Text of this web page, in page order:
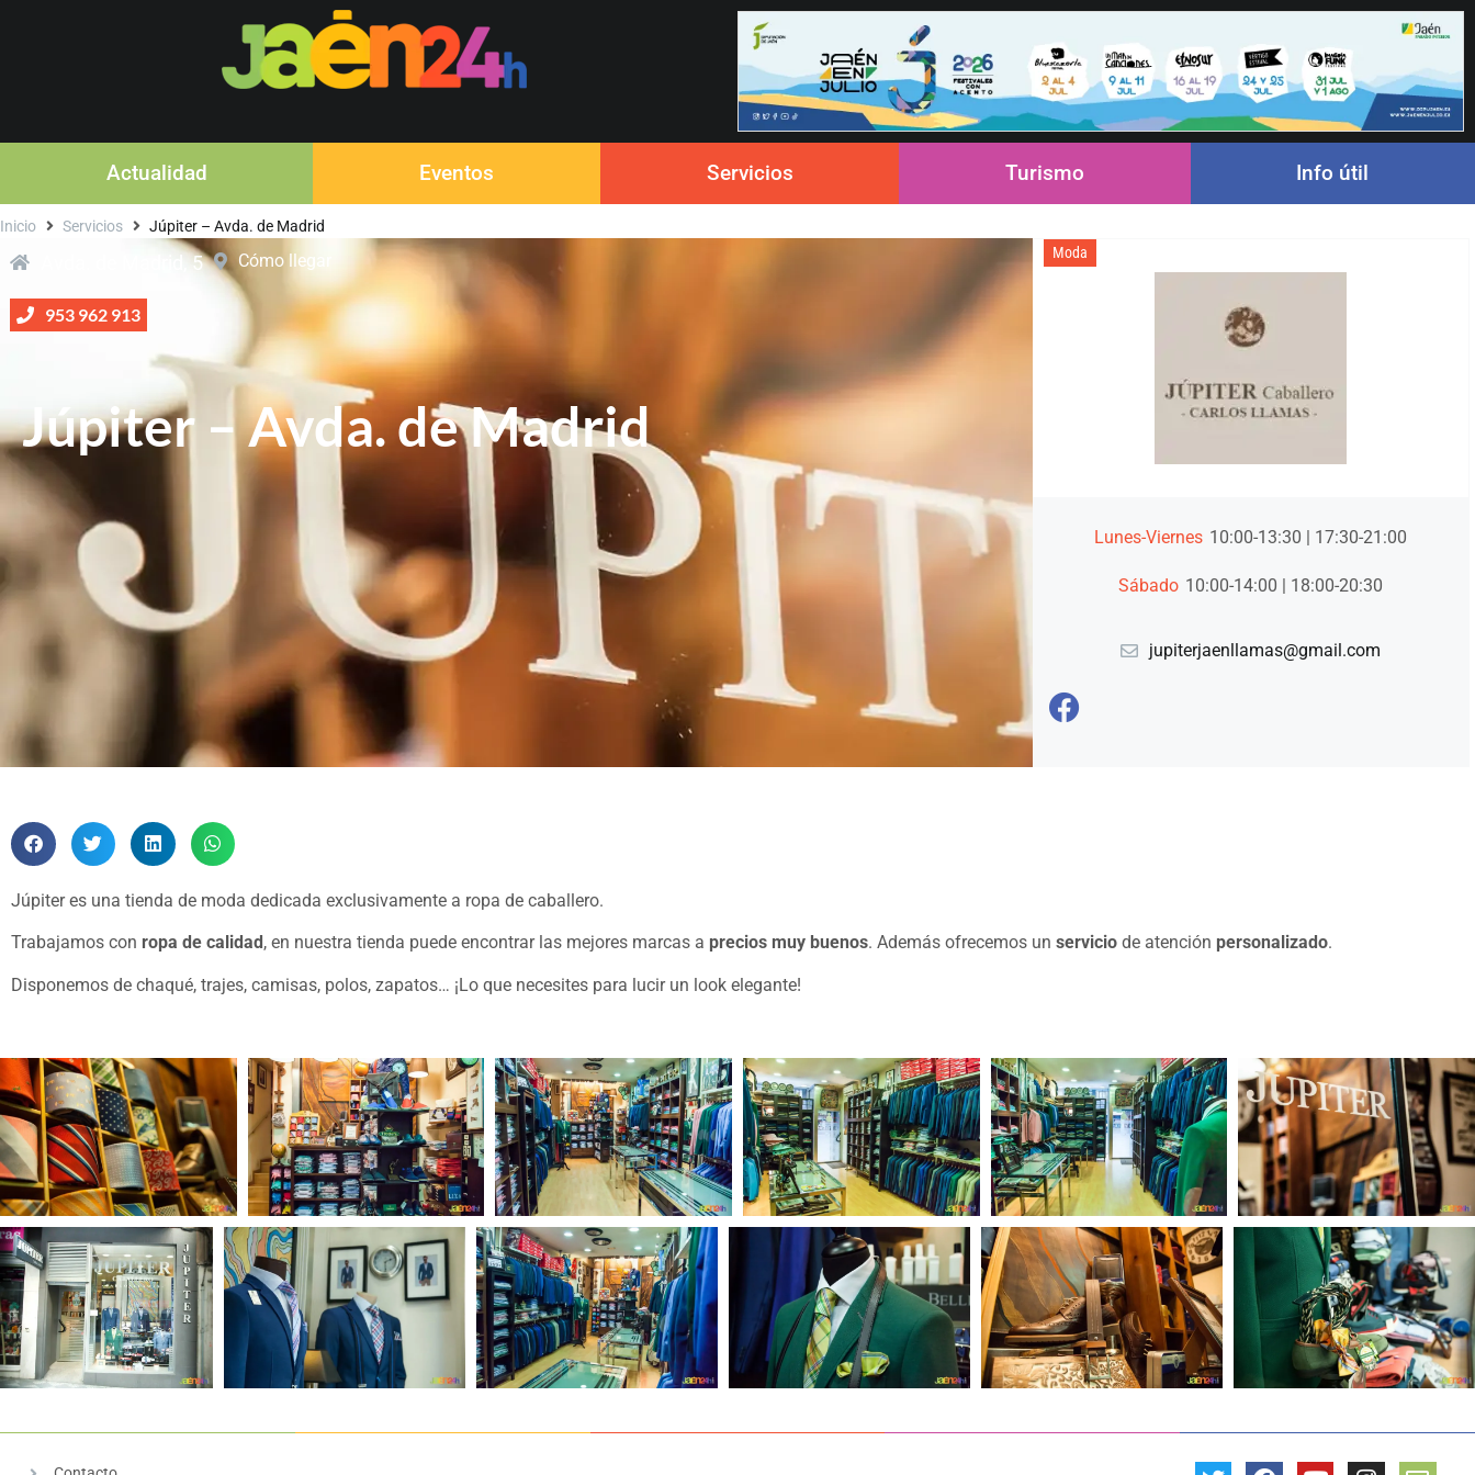
Actualidad Eventos Servicios Turismo Info útil
Inicio Servicios Júpiter – Avda. de Madrid
Júpiter – Avda. de Madrid
Avda. de Madrid, 5 Cómo llegar
953 962 913
Moda
Lunes-Viernes 10:00-13:30 | 17:30-21:00
Sábado 10:00-14:00 | 18:00-20:30
jupiterjaenllamas@gmail.com
Júpiter es una tienda de moda dedicada exclusivamente a ropa de caballero.
Trabajamos con ropa de calidad , en nuestra tienda puede encontrar las mejores marcas a precios muy buenos. Además ofrecemos un servicio de atención personalizado.
Disponemos de chaqué, trajes, camisas, polos, zapatos… ¡Lo que necesites para lucir un look elegante!